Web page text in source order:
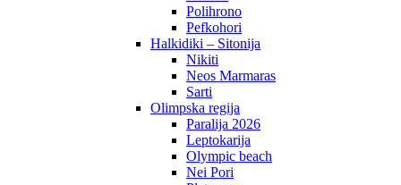
Polihrono
Pefkohori
Halkidiki – Sitonija
Nikiti
Neos Marmaras
Sarti
Olimpska regija
Paralija 2026
Leptokarija
Olympic beach
Nei Pori